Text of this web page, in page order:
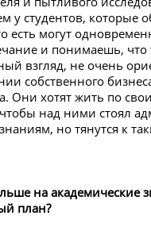
студентов, которые
могут
и понимаешь, что
взгляд, не очень
собственного
Они хотят жить по
над ними стоял
но тянутся к
на академические
план?